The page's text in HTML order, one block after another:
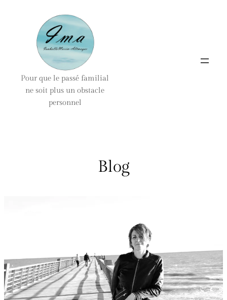
Pour que le passé familial
ne soit plus un obstacle
personnel
Blog